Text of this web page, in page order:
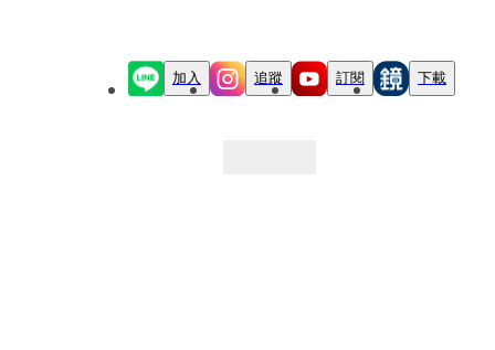
加入 追蹤 訂閱 下載